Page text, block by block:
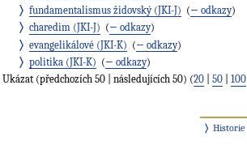
fundamentalismus židovský (JKI-J) (← odkazy)
charedim (JKI-J) (← odkazy)
evangelikálové (JKI-K) (← odkazy)
politika (JKI-K) (← odkazy)
Ukázat (předchozích 50 | následujících 50) (20 50 100
Historie